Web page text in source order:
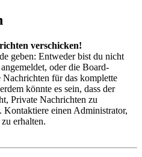
verschicken!
geben: Entweder bist du nicht
oder die Board-
für das komplette
könnte es sein, dass der
Private Nachrichten zu
Kontaktiere einen Administrator,
erhalten.